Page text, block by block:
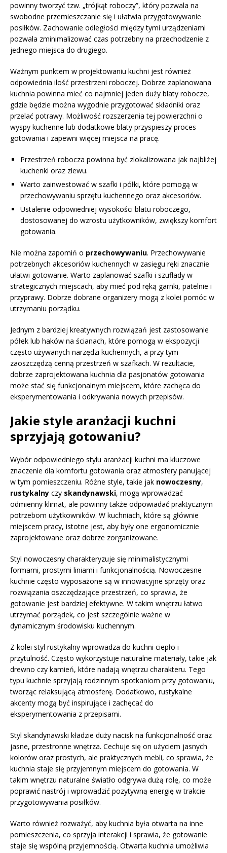
powinny tworzyć tzw. „trójkąt roboczy”, który pozwala na
swobodne przemieszczanie się i ułatwia przygotowywanie
posiłków. Zachowanie odległości między tymi urządzeniami
pozwala zminimalizować czas potrzebny na przechodzenie z
jednego miejsca do drugiego.
Ważnym punktem w projektowaniu kuchni jest również
odpowiednia ilość przestrzeni roboczej. Dobrze zaplanowana
kuchnia powinna mieć co najmniej jeden duży blaty robocze,
gdzie będzie można wygodnie przygotować składniki oraz
przelać potrawy. Możliwość rozszerzenia tej powierzchni o
wyspy kuchenne lub dodatkowe blaty przyspieszy proces
gotowania i zapewni więcej miejsca na pracę.
Przestrzeń robocza powinna być zlokalizowana jak najbliżej
kuchenki oraz zlewu.
Warto zainwestować w szafki i półki, które pomogą w
przechowywaniu sprzętu kuchennego oraz akcesoriów.
Ustalenie odpowiedniej wysokości blatu roboczego,
dostosowanej do wzrostu użytkowników, zwiększy komfort
gotowania.
Nie można zapomiń o przechowywaniu. Przechowywanie
potrzebnych akcesoriów kuchennych w zasięgu ręki znacznie
ułatwi gotowanie. Warto zaplanować szafki i szuflady w
strategicznych miejscach, aby mieć pod ręką garnki, patelnie i
przyprawy. Dobrze dobrane organizery mogą z kolei pomóc w
utrzymaniu porządku.
Jednym z bardziej kreatywnych rozwiązań jest zastosowanie
półek lub haków na ścianach, które pomogą w ekspozycji
często używanych narzędzi kuchennych, a przy tym
zaoszczędzą cenną przestrzeń w szafkach. W rezultacie,
dobrze zaprojektowana kuchnia dla pasjonatów gotowania
może stać się funkcjonalnym miejscem, które zachęca do
eksperymentowania i odkrywania nowych przepisów.
Jakie style aranżacji kuchni
sprzyjają gotowaniu?
Wybór odpowiedniego stylu aranżacji kuchni ma kluczowe
znaczenie dla komfortu gotowania oraz atmosfery panującej
w tym pomieszczeniu. Różne style, takie jak nowoczesny,
rustykalny czy skandynawski, mogą wprowadzać
odmienny klimat, ale powinny także odpowiadać praktycznym
potrzebom użytkowników. W kuchniach, które są głównie
miejscem pracy, istotne jest, aby były one ergonomicznie
zaprojektowane oraz dobrze zorganizowane.
Styl nowoczesny charakteryzuje się minimalistycznymi
formami, prostymi liniami i funkcjonalnością. Nowoczesne
kuchnie często wyposażone są w innowacyjne sprzęty oraz
rozwiązania oszczędzające przestrzeń, co sprawia, że
gotowanie jest bardziej efektywne. W takim wnętrzu łatwo
utrzymać porządek, co jest szczególnie ważne w
dynamicznym środowisku kuchennym.
Z kolei styl rustykalny wprowadza do kuchni ciepło i
przytulność. Często wykorzystuje naturalne materiały, takie jak
drewno czy kamień, które nadają wnętrzu charakteru. Tego
typu kuchnie sprzyjają rodzinnym spotkaniom przy gotowaniu,
tworząc relaksującą atmosferę. Dodatkowo, rustykalne
akcenty mogą być inspirujące i zachęcać do
eksperymentowania z przepisami.
Styl skandynawski kładzie duży nacisk na funkcjonalność oraz
jasne, przestronne wnętrza. Cechuje się on użyciem jasnych
kolorów oraz prostych, ale praktycznych mebli, co sprawia, że
kuchnia staje się przyjemnym miejscem do gotowania. W
takim wnętrzu naturalne światło odgrywa dużą rolę, co może
poprawić nastrój i wprowadzić pozytywną energię w trakcie
przygotowywania posiłków.
Warto również rozważyć, aby kuchnia była otwarta na inne
pomieszczenia, co sprzyja interakcji i sprawia, że gotowanie
staje się wspólną przyjemnością. Otwarta kuchnia umożliwia